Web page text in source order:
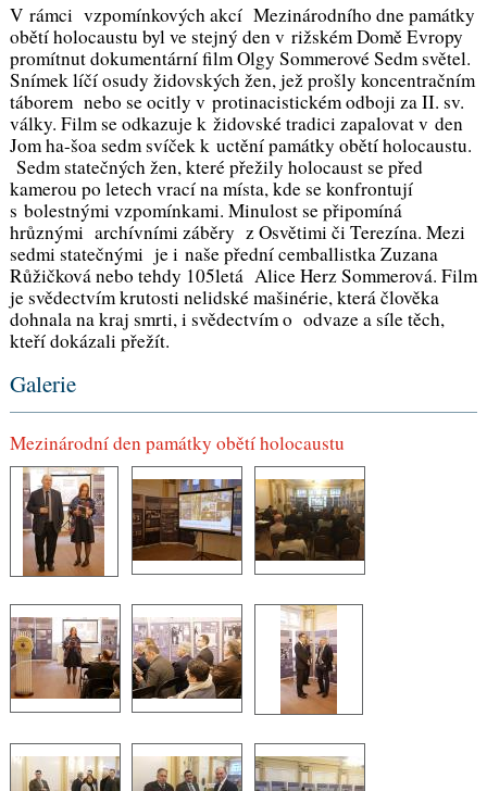
V rámci vzpomínkových akcí Mezinárodního dne památky
obětí holocaustu byl ve stejný den v rižském Domě Evropy
promítnut dokumentární film Olgy SommerovéSedm světel.
Snímek líčí osudy židovských žen, jež prošly koncentračním
táborem nebo se ocitly v protinacistickém odboji za II. sv.
války. Film se odkazuje k židovské tradici zapalovat v den
Jom ha-šoa sedm svíček k uctění památky obětí holocaustu.
Sedm statečných žen, které přežily holocaust se před
kamerou po letech vrací na místa, kde se konfrontují
s bolestnými vzpomínkami. Minulost se připomíná
hrůznými archívními záběry z Osvětimi či Terezína. Mezi
sedmi statečnými je i naše přední cemballistka Zuzana
Růžičková nebo tehdy 105letá Alice Herz Sommerová. Film
je svědectvím krutosti nelidské mašinérie, která člověka
dohnala na kraj smrti, i svědectvím o odvaze a síle těch,
kteří dokázali přežít.
Galerie
Mezinárodní den památky obětí holocaustu